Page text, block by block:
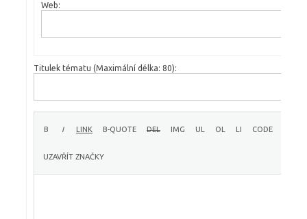
Web:
Titulek tématu (Maximální délka: 80):